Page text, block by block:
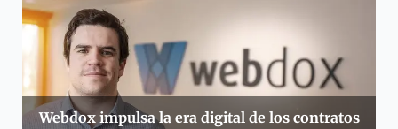
Webdox impulsa la era digital de los contratos